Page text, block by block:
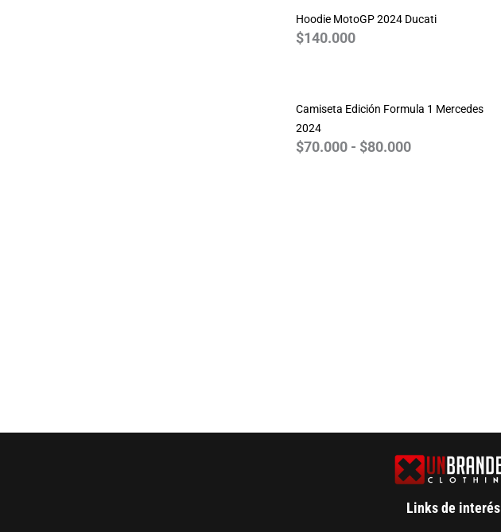
Hoodie MotoGP 2024 Ducati
$140.000
Camiseta Edición Formula 1 Mercedes
2024
$70.000 - $80.000
precios:
$70.000
Links de interés